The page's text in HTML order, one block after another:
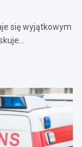
się wyjątkowym